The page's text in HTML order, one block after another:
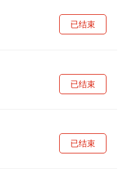
已结束
已结束
已结束